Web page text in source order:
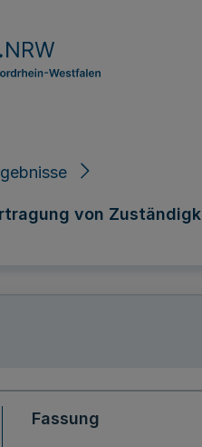
von
Fassung